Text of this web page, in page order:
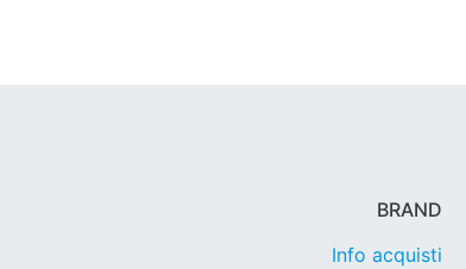
BRAND
Info acquisti